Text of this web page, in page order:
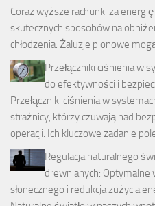
Coraz wyższe rachunki za
skutecznych sposobów na
chłodzenia. Żaluzje pionowe
Przełączniki ciśnienia w
do efektywności i
Przełączniki ciśnienia w
strażnicy, którzy czuwają nad
operacji. Ich kluczowe zadanie
Regulacja naturalnego
drewnianych: Optymalne
słonecznego i redukcja zużycia